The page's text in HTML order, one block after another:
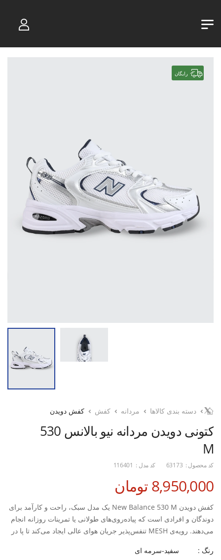
رایگان
دسته بندی کالاها مردانه کفش کفش دویدن
کتونی دویدن مردانه نیو بالانس 530
M
کد محصول : 63173 کد مدل : 116401
8,950,000 تومان
کفش دویدن New Balance 530 M یک مدل سبک، راحت و کارآمد برای
دوندگان و افرادی است که پیاده‌روی‌های طولانی یا تمرینات روزانه انجام
می‌دهند. رویه‌ی MESH تنفس‌پذیر جریان هوای عالی ایجاد می‌کند تا پا در
ایده‌آلی بین ضربه‌گیری، چسبندگی و دوام فراهم می‌کند تا هر قدم نرم‌تر
رنگ : سفید-سرمه ای